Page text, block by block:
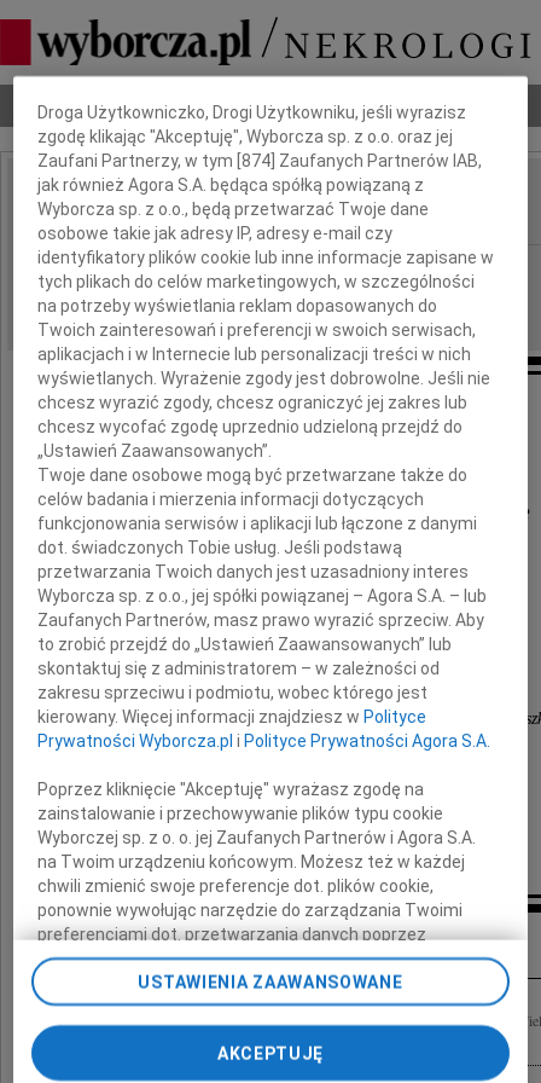
Nekrologi Odeszli Poradnik pogrzebowy
IMIĘ I NAZWISKO: Teresa Królikowska
REGION: Radom
DATA EMISJI: 09.07.2011
Serdeczne wyrazy współczucia
Teresy Królikowskiej
Rodzinie
składają
nauczyciele i pracownicy radomskich szkół i
Inne kondolencje
Z nieopisanym smutkiem przyjąłem wiadomość o śmierci Teresy Królikowskiej
przedszkoli, Radnej Rady Miejskiej Radomia trzech kadencji 1994-2006,...
Dbamy o Twoją prywatność
Droga Użytkowniczko, Drogi Użytkowniku, jeśli wyrazisz
zgodę klikając "Akceptuję", Wyborcza sp. z o.o. oraz jej
Zaufani Partnerzy, w tym [874 ] Zaufanych Partnerów IAB,
jak również Agora S.A. będąca spółką powiązaną z
Wyborcza sp. z o.o., będą przetwarzać Twoje dane
osobowe takie jak adresy IP, adresy e-mail czy
identyfikatory plików cookie lub inne informacje zapisane w
tych plikach do celów marketingowych, w szczególności
na potrzeby wyświetlania reklam dopasowanych do
Twoich zainteresowań i preferencji w swoich serwisach,
aplikacjach i w Internecie lub personalizacji treści w nich
wyświetlanych. Wyrażenie zgody jest dobrowolne. Jeśli nie
chcesz wyrazić zgody, chcesz ograniczyć jej zakres lub
chcesz wycofać zgodę uprzednio udzieloną przejdź do
„Ustawień Zaawansowanych”.
Twoje dane osobowe mogą być przetwarzane także do
celów badania i mierzenia informacji dotyczących
funkcjonowania serwisów i aplikacji lub łączone z danymi
dot. świadczonych Tobie usług. Jeśli podstawą
przetwarzania Twoich danych jest uzasadniony interes
Wyborcza sp. z o.o., jej spółki powiązanej – Agora S.A. – lub
Zaufanych Partnerów, masz prawo wyrazić sprzeciw. Aby
to zrobić przejdź do „Ustawień Zaawansowanych” lub
skontaktuj się z administratorem – w zależności od
zakresu sprzeciwu i podmiotu, wobec którego jest
kierowany. Więcej informacji znajdziesz w Polityce
Prywatności Wyborcza.pl i Polityce Prywatności Agora S.A.
Poprzez kliknięcie "Akceptuję" wyrażasz zgodę na
zainstalowanie i przechowywanie plików typu cookie
Wyborczej sp. z o. o. jej Zaufanych Partnerów i Agora S.A.
na Twoim urządzeniu końcowym. Możesz też w każdej
chwili zmienić swoje preferencje dot. plików cookie,
ponownie wywołując narzędzie do zarządzania Twoimi
preferencjami dot. przetwarzania danych poprzez
odnośnik „Ustawienia prywatności” w stopce serwisu i
przechodząc do sekcji „Ustawienia zaawansowane”.
Zmiana ustawień plików cookie możliwa jest także za
pomocą ustawień przeglądarki.
USTAWIENIA ZAAWANSOWANE
AKCEPTUJĘ